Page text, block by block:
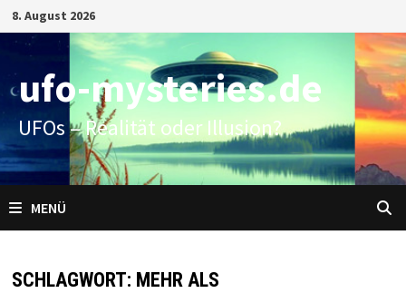
Zum
Inhalt
springen
8. August 2026
ufo-mysteries.de
UFOs – Realität oder Illusion?
MENÜ
SCHLAGWORT: MEHR ALS